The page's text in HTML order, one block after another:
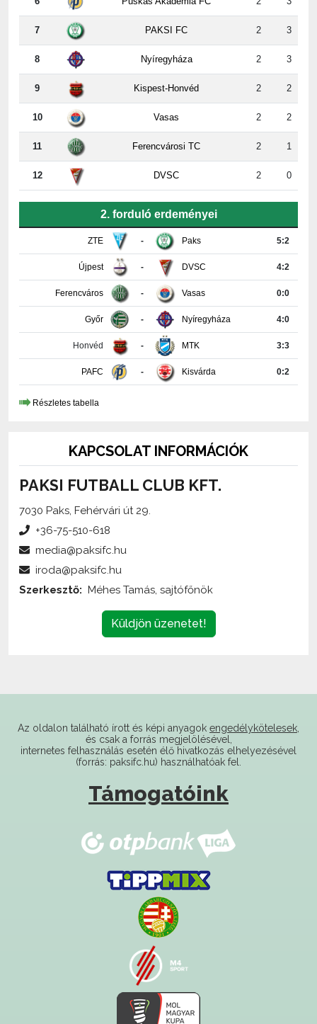
8 Nyíregyháza 2 3
9 Kispest-Honvéd 2 2
10 Vasas 2 2
11 Ferencvárosi TC 2 1
12 DVSC 2 0
ZTE - Paks
Újpest DVSC 4:2
Ferencváros Vasas 0:0
Győr Nyíregyháza 4:0
Honvéd MTK 3:3
PAFC Kisvárda 0:2
Részletes tabella
PAKSI FUTBALL CLUB KFT.
7030 Paks, Fehérvári út 29.
Küldjön üzenetet!
internetes felhasználás esetén élő hivatkozás elhelyezésével
(forrás: paksifc.hu) használhatóak fel.
Támogatóink